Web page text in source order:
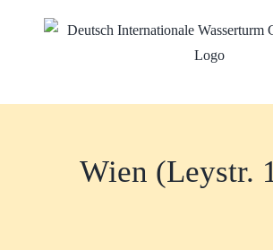
Wien (Leystr.